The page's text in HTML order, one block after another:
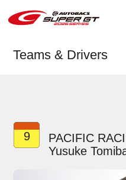
Teams & Drivers
9
PACIFIC
Yusuke